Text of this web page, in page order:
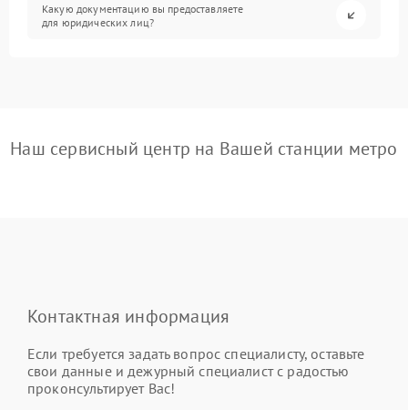
Какую документацию вы предоставляете
для юридических лиц?
Наш сервисный центр на Вашей станции метро
Контактная информация
Если требуется задать вопрос специалисту, оставьте
свои данные и дежурный специалист с радостью
проконсультирует Вас!